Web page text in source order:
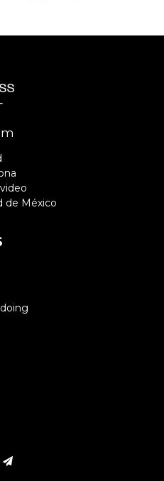
de México